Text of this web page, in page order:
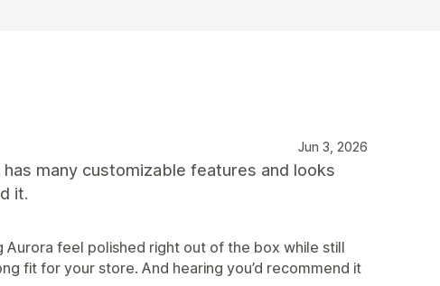
Jun 3, 2026
many customizable features and looks
it.
feel polished right out of the box while still
fit for your store. And hearing you’d recommend it